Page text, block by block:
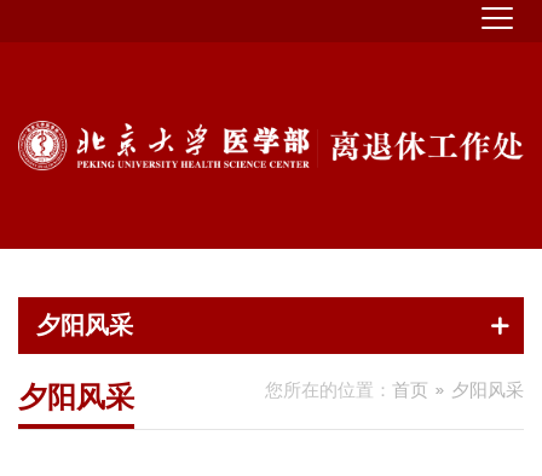
夕阳风采
您所在的位置： 首页 夕阳风采
夕阳风采